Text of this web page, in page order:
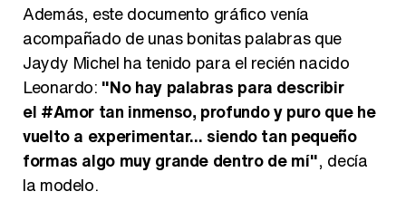
Además, este documento gráfico venía
acompañado de unas bonitas palabras que
Jaydy Michel ha tenido para el recién nacido
Leonardo: "No hay palabras para describir
el #Amor tan inmenso, profundo y puro que he
vuelto a experimentar... siendo tan pequeño
formas algo muy grande dentro de mí", decía
la modelo.